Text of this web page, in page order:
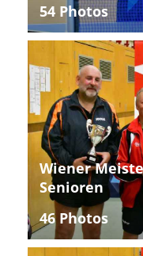
54 Photos
Wiener
Senioren
46 Photos